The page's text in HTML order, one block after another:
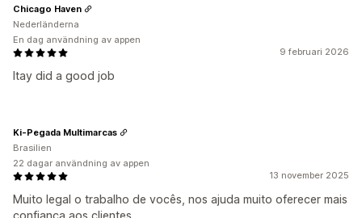
9 februari 2026
Itay did a good job
Chicago Haven
Nederländerna
En dag användning av appen
13 november 2025
Muito legal o trabalho de vocês, nos ajuda muito oferecer mais
confiança aos clientes.
Ki-Pegada Multimarcas
Brasilien
22 dagar användning av appen